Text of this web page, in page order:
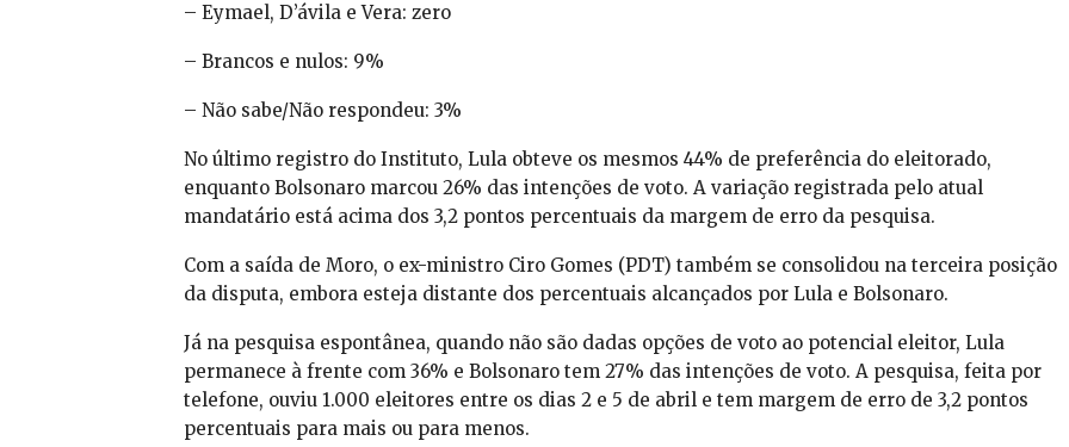
– Eymael, D’ávila e Vera: zero
– Brancos e nulos: 9%
– Não sabe/Não respondeu: 3%
No último registro do Instituto, Lula obteve os mesmos 44% de preferência do eleitorado,
enquanto Bolsonaro marcou 26% das intenções de voto. A variação registrada pelo atual
mandatário está acima dos 3,2 pontos percentuais da margem de erro da pesquisa.
Com a saída de Moro, o ex-ministro Ciro Gomes (PDT) também se consolidou na terceira posição
da disputa, embora esteja distante dos percentuais alcançados por Lula e Bolsonaro.
Já na pesquisa espontânea, quando não são dadas opções de voto ao potencial eleitor, Lula
permanece à frente com 36% e Bolsonaro tem 27% das intenções de voto. A pesquisa, feita por
telefone, ouviu 1.000 eleitores entre os dias 2 e 5 de abril e tem margem de erro de 3,2 pontos
percentuais para mais ou para menos.